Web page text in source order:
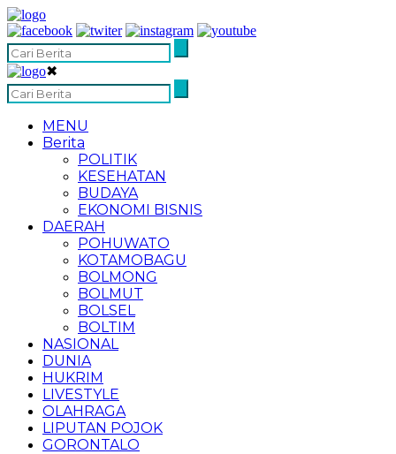
✖
MENU
Berita
POLITIK
KESEHATAN
BUDAYA
EKONOMI BISNIS
DAERAH
POHUWATO
KOTAMOBAGU
BOLMONG
BOLMUT
BOLSEL
BOLTIM
NASIONAL
DUNIA
HUKRIM
LIVESTYLE
OLAHRAGA
LIPUTAN POJOK
GORONTALO